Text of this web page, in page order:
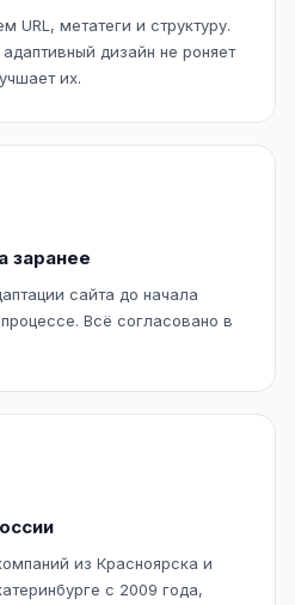
URL, метатеги и структуру.
дизайн не роняет
их.
заранее
сайта до начала
Всё согласовано в
из Красноярска и
с 2009 года,